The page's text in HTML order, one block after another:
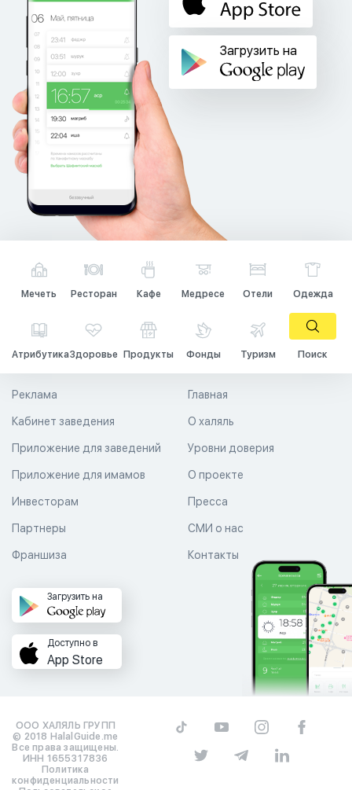
Загрузить на
Мечеть Ресторан Кафе Медресе Отели Одежда
АтрибутикаЗдоровье Продукты Фонды Туризм Поиск
Главная
О халяль
Уровни доверия
Реклама
Кабинет заведения
Приложение для заведений
Приложение для имамов О проекте
Пресса
СМИ о нас
Контакты
Инвесторам
Партнеры
Франшиза
Загрузить на
Доступно в
App Store
ООО ХАЛЯЛЬ ГРУПП
© 2018 HalalGuide.me
Все права защищены.
ИНН 1655317836
Политика
конфиденциальности